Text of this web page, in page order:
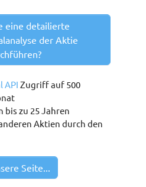
eine detailierte
der Aktie
API Zugriff auf 500
bis zu 25 Jahren
Aktien durch den
Seite...